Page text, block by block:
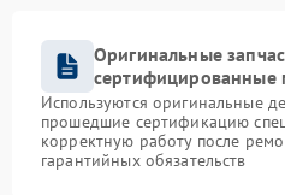
Оригинальные
сертифицированные
Используются оригинальные
прошедшие сертификацию
корректную работу после
гарантийных обязательств